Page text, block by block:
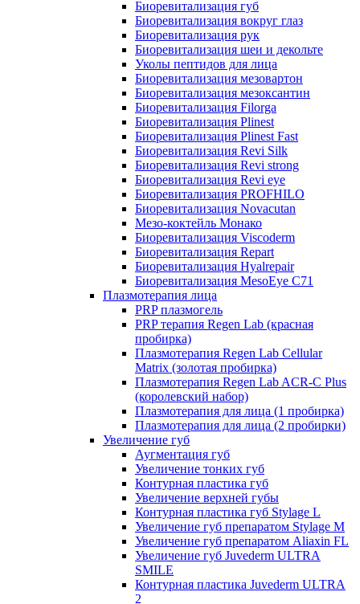
Биоревитализация губ
Биоревитализация вокруг глаз
Биоревитализация рук
Биоревитализация шеи и декольте
Уколы пептидов для лица
Биоревитализация мезовартон
Биоревитализация мезоксантин
Биоревитализация Filorga
Биоревитализация Plinest
Биоревитализация Plinest Fast
Биоревитализация Revi Silk
Биоревитализация Revi strong
Биоревитализация Revi eye
Биоревитализация PROFHILO
Биоревитализация Novacutan
Мезо-коктейль Монако
Биоревитализация Viscoderm
Биоревитализация Repart
Биоревитализация Hyalrepair
Биоревитализация MesoEye C71
Плазмотерапия лица
PRP плазмогель
PRP терапия Regen Lab (красная
пробирка)
Плазмотерапия Regen Lab Cellular
Matrix (золотая пробирка)
Плазмотерапия Regen Lab ACR-C Plus
(королевский набор)
Плазмотерапия для лица (1 пробирка)
Плазмотерапия для лица (2 пробирки)
Увеличение губ
Аугментация губ
Увеличение тонких губ
Контурная пластика губ
Увеличение верхней губы
Контурная пластика губ Stylage L
Увеличение губ препаратом Stylage M
Увеличение губ препаратом Aliaxin FL
Увеличение губ Juvederm ULTRA
SMILE
Контурная пластика Juvederm ULTRA
2